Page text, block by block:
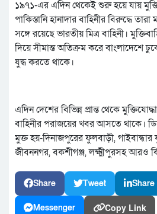
১৯৭১-এর এদিন থেকেই শুরু হয়ে যায়
পাকিস্তানি হানাদার বাহিনীর বিরুদ্ধে
সঙ্গে রয়েছে ভারতীয় মিত্র বাহিনী।
দিয়ে সীমান্ত অতিক্রম করে বাংলাদেশে
যুদ্ধ করতে থাকে।
এদিন দেশের বিভিন্ন প্রান্ত থেকে
বাহিনীর পরাজয়ের খবর আসতে থাকে।
মুক্ত হয়-দিনাজপুরের ফুলবাড়ী,
জীবননগর, বকশীগঞ্জ, লক্ষ্মীপুরসহ আরও
Share Tweet Share
Messenger Copy Link